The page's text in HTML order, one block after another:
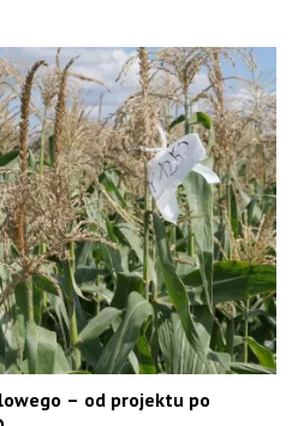
– od projektu po